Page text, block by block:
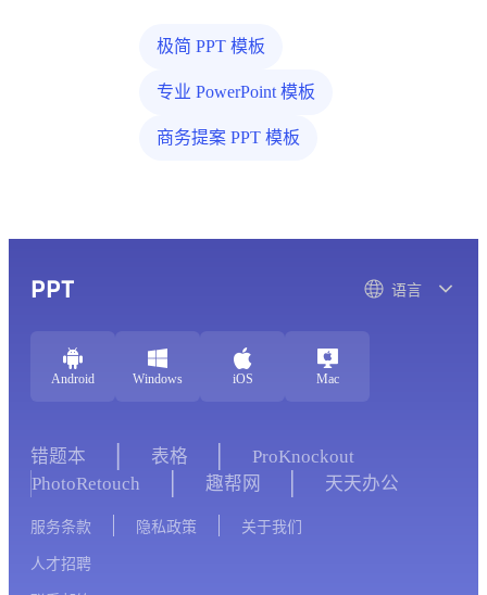
极简 PPT 模板
专业 PowerPoint 模板
商务提案 PPT 模板
PPT 语言
Android Windows iOS Mac
错题本 表格
ProKnockout
PhotoRetouch
趣帮网 天天办公
服务条款 隐私政策 关于我们
人才招聘